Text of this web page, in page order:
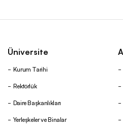
Üniversite
Kurum Tarihi
Rektörlük
Daire Başkanlıkları
Yerleşkeler ve Binalar